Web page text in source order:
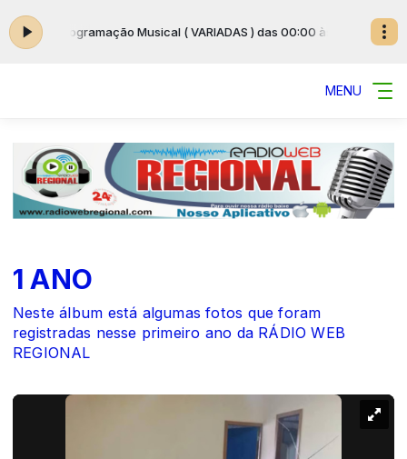
Programação Musical ( VARIADAS ) das 00:00 às 23:59
MENU
1 ANO
Neste álbum está algumas fotos que foram
registradas nesse primeiro ano da RÁDIO WEB
REGIONAL